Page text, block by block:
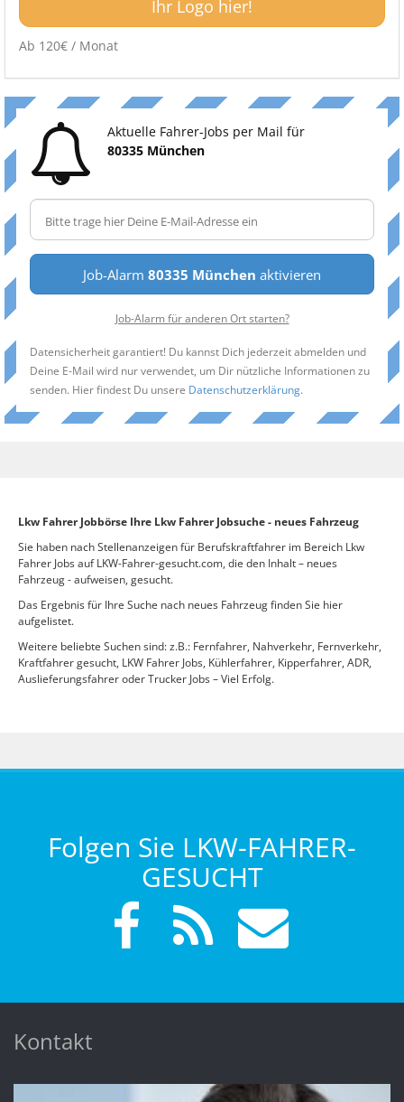
Ihr Logo hier!
Ab 120€ / Monat
Aktuelle Fahrer-Jobs per Mail für
80335 München
Job-Alarm 80335 München aktivieren
Job-Alarm für anderen Ort starten?
Datensicherheit garantiert! Du kannst Dich jederzeit abmelden und
Deine E-Mail wird nur verwendet, um Dir nützliche Informationen zu
senden. Hier findest Du unsere Datenschutzerklärung.
Lkw Fahrer Jobbörse Ihre Lkw Fahrer Jobsuche - neues Fahrzeug
Sie haben nach Stellenanzeigen für Berufskraftfahrer im Bereich Lkw
Fahrer Jobs auf LKW-Fahrer-gesucht.com, die den Inhalt – neues
Fahrzeug - aufweisen, gesucht.
Das Ergebnis für Ihre Suche nach neues Fahrzeug finden Sie hier
aufgelistet.
Weitere beliebte Suchen sind: z.B.: Fernfahrer, Nahverkehr, Fernverkehr,
Kraftfahrer gesucht, LKW Fahrer Jobs, Kühlerfahrer, Kipperfahrer, ADR,
Auslieferungsfahrer oder Trucker Jobs – Viel Erfolg.
Folgen Sie LKW-FAHRER-
GESUCHT
Kontakt